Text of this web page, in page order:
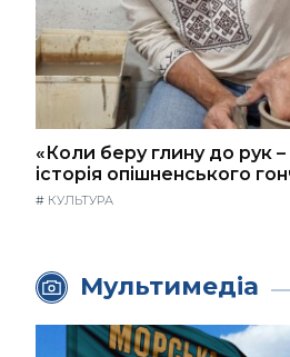
«Коли беру глину до рук
історія опішненського
# КУЛЬТУРА
Мультимедіа